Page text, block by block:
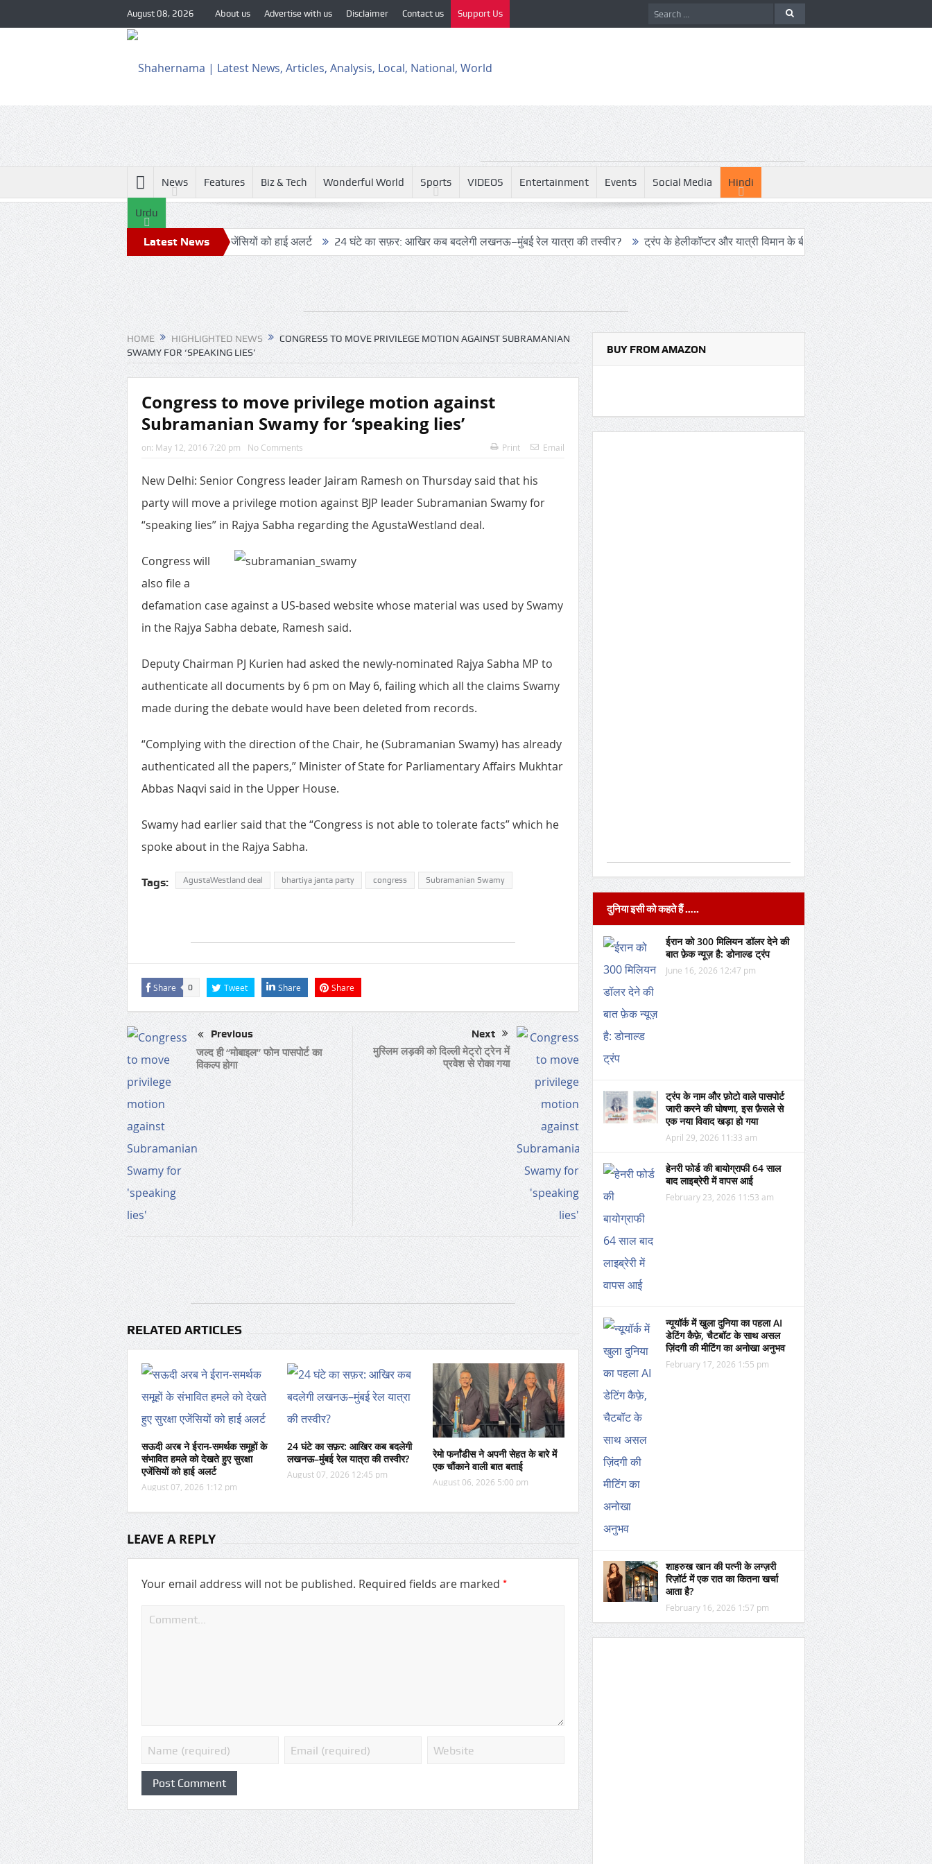
August 08, 2026 About us Advertise with us Disclaimer Contact us Support Us
News Features Biz & Tech Wonderful World Sports VIDEOS Entertainment Events Social Media Hindi
Urdu
Latest News
के संभावित हमले को देखते हुए सुरक्षा एजेंसियों को हाई अलर्ट 24 घंटे का सफ़र: आखिर कब बदलेगी लखनऊ–मुंबई रेल यात्रा की तस्वीर? ट्रंप के हेलीकॉप्टर और यात्री विमान के बीच खतरनाक नज़दीकी की जांच रिपोर्ट:
HOME HIGHLIGHTED NEWS
CONGRESS TO MOVE PRIVILEGE MOTION AGAINST SUBRAMANIAN
SWAMY FOR ‘SPEAKING LIES’
Congress to move privilege motion against
Subramanian Swamy for ‘speaking lies’
on: May 12, 2016 7:20 pm No Comments Print Email
New Delhi: Senior Congress leader Jairam Ramesh on Thursday said that his
party will move a privilege motion against BJP leader Subramanian Swamy for
“speaking lies” in Rajya Sabha regarding the AgustaWestland deal.
Congress will
also file a
defamation case against a US-based website whose material was used by Swamy
in the Rajya Sabha debate, Ramesh said.
Deputy Chairman PJ Kurien had asked the newly-nominated Rajya Sabha MP to
authenticate all documents by 6 pm on May 6, failing which all the claims Swamy
made during the debate would have been deleted from records.
“Complying with the direction of the Chair, he (Subramanian Swamy) has already
authenticated all the papers,” Minister of State for Parliamentary Affairs Mukhtar
Abbas Naqvi said in the Upper House.
Swamy had earlier said that the “Congress is not able to tolerate facts” which he
spoke about in the Rajya Sabha.
Tags: AgustaWestland deal bhartiya janta party congress Subramanian Swamy
Share 0 Tweet Share Share
Previous
जल्द ही “मोबाइल” फोन पासपोर्ट का
विकल्प होगा
Next
मुस्लिम लड़की को दिल्ली मेट्रो ट्रेन में
प्रवेश से रोका गया
RELATED ARTICLES
सऊदी अरब ने ईरान-समर्थक समूहों के
संभावित हमले को देखते हुए सुरक्षा
एजेंसियों को हाई अलर्ट
August 07, 2026 1:12 pm
24 घंटे का सफ़र: आखिर कब बदलेगी
लखनऊ–मुंबई रेल यात्रा की तस्वीर?
August 07, 2026 12:45 pm
रेमो फर्नांडीस ने अपनी सेहत के बारे में
एक चौंकाने वाली बात बताई
August 06, 2026 5:00 pm
LEAVE A REPLY
Your email address will not be published. Required fields are marked *
BUY FROM AMAZON
दुनिया इसी को कहते हैं …..
ईरान को 300 मिलियन डॉलर देने की
बात फ़ेक न्यूज़ है: डोनाल्ड ट्रंप
June 16, 2026 12:47 pm
ट्रंप के नाम और फ़ोटो वाले पासपोर्ट
जारी करने की घोषणा, इस फ़ैसले से
एक नया विवाद खड़ा हो गया
April 29, 2026 11:33 am
हेनरी फोर्ड की बायोग्राफी 64 साल
बाद लाइब्रेरी में वापस आई
February 23, 2026 11:53 am
न्यूयॉर्क में खुला दुनिया का पहला AI
डेटिंग कैफ़े, चैटबॉट के साथ असल
ज़िंदगी की मीटिंग का अनोखा अनुभव
February 17, 2026 1:55 pm
शाहरुख खान की पत्नी के लग्ज़री
रिज़ॉर्ट में एक रात का कितना खर्चा
आता है?
February 16, 2026 1:57 pm